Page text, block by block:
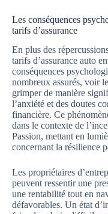
Les conséquences
tarifs d’assurance
En plus des
tarifs d’assurance auto
conséquences
nombreux assurés, voir
grimper de manière
l’anxiété et des doutes
financière. Ce
dans le contexte de
Passion, mettant en
concernant la résilience
Les propriétaires
peuvent ressentir une
une rentabilité tout en
défavorables. Un état